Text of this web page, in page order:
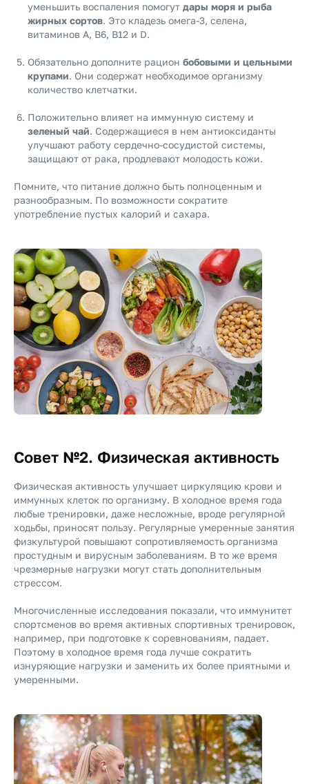
уменьшить воспаления помогут дары моря и рыба
жирных сортов. Это кладезь омега-3, селена,
витаминов A, B6, B12 и D.
Обязательно дополните рацион бобовыми и цельными
крупами. Они содержат необходимое организму
количество клетчатки.
Положительно влияет на иммунную систему и
зеленый чай. Содержащиеся в нем антиоксиданты
улучшают работу сердечно-сосудистой системы,
защищают от рака, продлевают молодость кожи.
Помните, что питание должно быть полноценным и
разнообразным. По возможности сократите
употребление пустых калорий и сахара.
Совет №2. Физическая активность
Физическая активность улучшает циркуляцию крови и
иммунных клеток по организму. В холодное время года
любые тренировки, даже несложные, вроде регулярной
ходьбы, приносят пользу. Регулярные умеренные занятия
физкультурой повышают сопротивляемость организма
простудным и вирусным заболеваниям. В то же время
чрезмерные нагрузки могут стать дополнительным
стрессом.
Многочисленные исследования показали, что иммунитет
спортсменов во время активных спортивных тренировок,
например, при подготовке к соревнованиям, падает.
Поэтому в холодное время года лучше сократить
изнуряющие нагрузки и заменить их более приятными и
умеренными.